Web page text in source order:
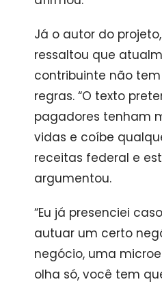
Já o autor do projeto,
ressaltou que
contribuinte não
regras. “O texto
pagadores tenham
vidas e coíbe
receitas federal e
argumentou.
“Eu já presenciei
autuar um certo
negócio, uma
olha só, você tem